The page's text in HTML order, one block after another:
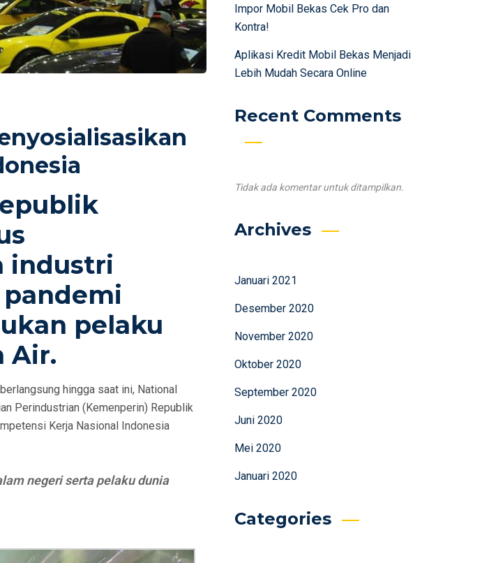
industri
pelaku
Air.
hingga saat ini, National
Perindustrian (Kemenperin) Republik
Kerja Nasional Indonesia
negeri serta pelaku dunia
Impor Mobil Bekas Cek Pro dan
Kontra!
Aplikasi Kredit Mobil Bekas Menjadi
Lebih Mudah Secara Online
Recent Comments
Tidak ada komentar untuk ditampilkan.
Archives
Januari 2021
Desember 2020
November 2020
Oktober 2020
September 2020
Juni 2020
Mei 2020
Januari 2020
Categories